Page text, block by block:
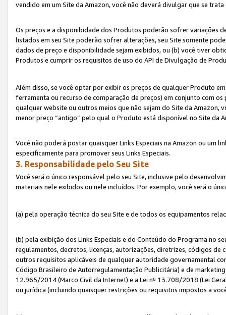
vendido em um Site da Amazon, você não deverá divulgar que se
Os preços e a disponibidade dos Produtos poderão sofrer variações
listados em seu Site poderão sofrer alterações, seu Site somente
dados de preço e disponibilidade sejam exibidos, ou (b) você tiver
Produtos e cumprir os requisitos de uso do API de Divulgação de
Além disso, se você optar por exibir os preços de qualquer Produto
ferramenta ou recurso de comparação de preços) em conjunto com
qualquer website ou outros meios que não sejam do Site da Amazon,
menor preço “antigo” pelo qual o Produto está disponível no Site da
Você não poderá postar quaisquer Links Especiais na Amazon ou um
especificamente para promover seus Links Especiais.
3. Responsabilidade pelo Seu Site
Você será o único responsável pelo seu Site, inclusive pelo
materiais nele exibidos ou nele incluídos. Por exemplo, você será o
(a) pela operação técnica do seu Site e de todos os equipamentos
(b) pela exibição dos Links Especiais e do Conteúdo do Programa no
regulamentos, decretos, licenças, autorizações, diretrizes, códigos
outros requisitos aplicáveis de qualquer autoridade governamental
Código Brasileiro de Autorregulamentação Publicitária) e de
12.965/2014 (Marco Civil da Internet) e a Lei nº 13.708/2018 (Lei
ou jurídica (incluindo quaisquer restrições ou requisitos impostos a